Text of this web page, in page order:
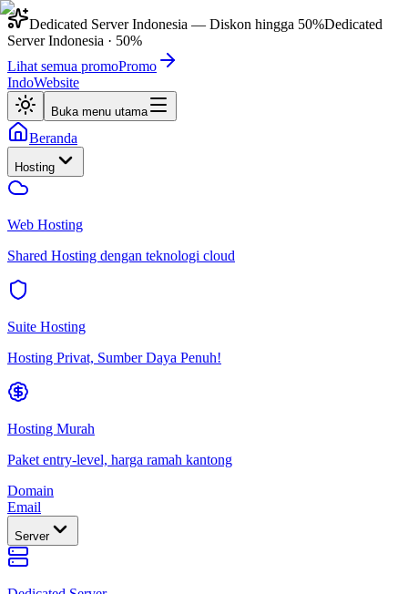
Dedicated Server Indonesia — Diskon hingga 50%Dedicated
Server Indonesia · 50%
Lihat semua promoPromo
IndoWebsite
Buka menu utama
Beranda
Hosting
Web Hosting
Shared Hosting dengan teknologi cloud
Suite Hosting
Hosting Privat, Sumber Daya Penuh!
Hosting Murah
Paket entry-level, harga ramah kantong
Domain
Email
Server